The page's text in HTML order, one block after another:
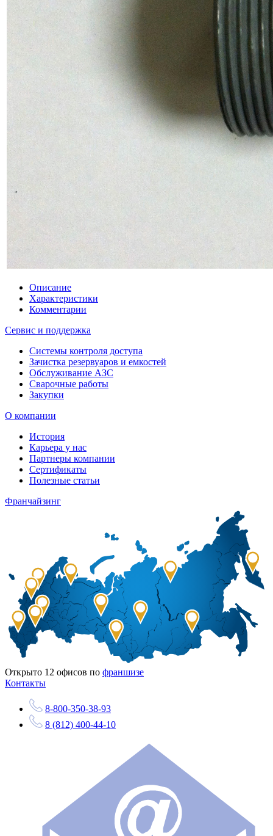
Описание
Характеристики
Комментарии
Сервис и поддержка
Системы контроля доступа
Зачистка резервуаров и емкостей
Обслуживание АЗС
Сварочные работы
Закупки
О компании
История
Карьера у нас
Партнеры компании
Сертификаты
Полезные статьи
Франчайзинг
Открыто 12 офисов по франшизе
Контакты
8-800-350-38-93
8 (812) 400-44-10